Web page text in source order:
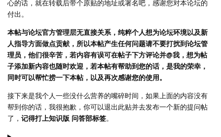
心的话，就在转载后带个原贴的地址或署名吧，感谢您对本论坛的
付出。
本帖与论坛官方管理层无直接关系，纯粹个人想为论坛环境以及新
人指导方面做点贡献，所以本帖产生任何问题请不要打扰到论坛管
理员，他们很辛苦，若内容有误可在帖子下方评论并@我，想为帖
子添加新内容也随时欢迎，若本帖有帮助到您的话，是我的荣幸，
同时可以帮忙捞一下本帖，以及再次感谢您的使用。
接下来是我个人一些没什么营养的嘴碎时间，如果上面的内容没有
帮到你的话，我很抱歉，你可以退出此贴并去发布一个新的提问帖
了， 记得打上知识版 问答部标签。